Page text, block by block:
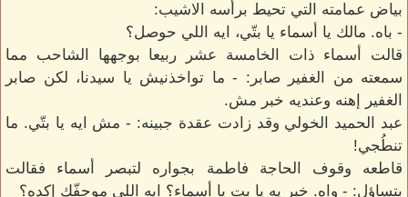
بياض عمامته التي تحيط برأسه الاشيب:
- باه. مالك يا أسماء يا بتّي، ايه اللي حوصل؟
قالت أسماء ذات الخامسة عشر ربيعا بوجهها الشاحب مما
سمعته من الغفير صابر: - ما تواخذنيش يا سيدنا، لكن صابر
الغفير إهنه وعنديه خبر مش.
عبد الحميد الخولي وقد زادت عقدة جبينه: - مش ايه يا بتّي. ما
تنطُجي!
قاطعه وقوف الحاجة فاطمة بجواره لتبصر أسماء فقالت
بتساؤل: - واه. خبر يه يا بت يا أسماء؟ ايه اللي موجفّك إكده؟